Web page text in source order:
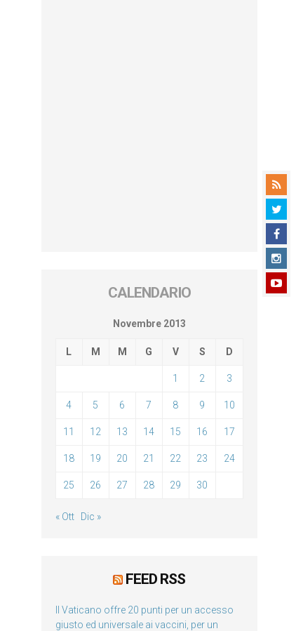
CALENDARIO
Novembre 2013
L M M G V S D
1 2 3
4 5 6 7 8 9 10
11 12 13 14 15 16 17
18 19 20 21 22 23 24
25 26 27 28 29 30
« Ott Dic »
FEED RSS
Il Vaticano offre 20 punti per un accesso
giusto ed universale ai vaccini, per un